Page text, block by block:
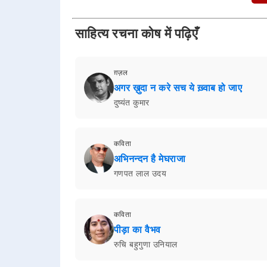
साहित्य रचना कोष में पढ़िएँ
ग़ज़ल
अगर ख़ुदा न करे सच ये ख़्वाब हो जाए
दुष्यंत कुमार
कविता
अभिनन्दन है मेघराजा
गणपत लाल उदय
कविता
पीड़ा का वैभव
रुचि बहुगुणा उनियाल